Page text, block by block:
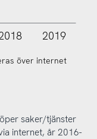
2019
över internet
saker/tjänster
internet, år 2016-